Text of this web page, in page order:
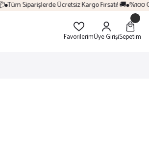
Tüm Siparişlerde Ücretsiz Kargo Fırsatı! 🚚 %100
FavorilerimÜye GirişiSepetim